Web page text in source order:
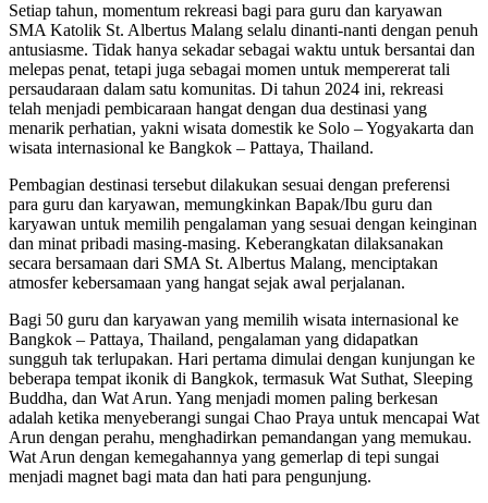
Setiap tahun, momentum rekreasi bagi para guru dan karyawan
SMA Katolik St. Albertus Malang selalu dinanti-nanti dengan penuh
antusiasme. Tidak hanya sekadar sebagai waktu untuk bersantai dan
melepas penat, tetapi juga sebagai momen untuk mempererat tali
persaudaraan dalam satu komunitas. Di tahun 2024 ini, rekreasi
telah menjadi pembicaraan hangat dengan dua destinasi yang
menarik perhatian, yakni wisata domestik ke Solo – Yogyakarta dan
wisata internasional ke Bangkok – Pattaya, Thailand.
Pembagian destinasi tersebut dilakukan sesuai dengan preferensi
para guru dan karyawan, memungkinkan Bapak/Ibu guru dan
karyawan untuk memilih pengalaman yang sesuai dengan keinginan
dan minat pribadi masing-masing. Keberangkatan dilaksanakan
secara bersamaan dari SMA St. Albertus Malang, menciptakan
atmosfer kebersamaan yang hangat sejak awal perjalanan.
Bagi 50 guru dan karyawan yang memilih wisata internasional ke
Bangkok – Pattaya, Thailand, pengalaman yang didapatkan
sungguh tak terlupakan. Hari pertama dimulai dengan kunjungan ke
beberapa tempat ikonik di Bangkok, termasuk Wat Suthat, Sleeping
Buddha, dan Wat Arun. Yang menjadi momen paling berkesan
adalah ketika menyeberangi sungai Chao Praya untuk mencapai Wat
Arun dengan perahu, menghadirkan pemandangan yang memukau.
Wat Arun dengan kemegahannya yang gemerlap di tepi sungai
menjadi magnet bagi mata dan hati para pengunjung.